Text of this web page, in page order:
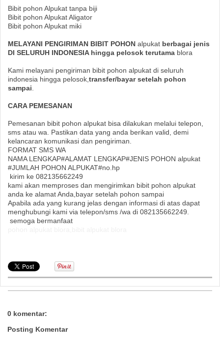
Bibit pohon Alpukat tanpa biji
Bibit pohon Alpukat Aligator
Bibit pohon Alpukat miki
MELAYANI PENGIRIMAN BIBIT POHON alpukat berbagai jenis
DI SELURUH INDONESIA hingga pelosok terutama blora
Kami melayani pengiriman bibit pohon alpukat di seluruh
indonesia hingga pelosok, transfer/bayar setelah pohon
sampai
CARA PEMESANAN
Pemesanan bibit pohon alpukat bisa dilakukan melalui telepon,
sms atau wa. Pastikan data yang anda berikan valid, demi
kelancaran komunikasi dan pengiriman.
FORMAT SMS WA
NAMA LENGKAP#ALAMAT LENGKAP#JENIS POHON alpukat
#JUMLAH POHON ALPUKAT#no.hp
kirim ke 082135662249
kami akan memproses dan mengirimkan bibit pohon alpukat
anda ke alamat Anda,bayar setelah pohon sampai
Apabila ada yang kurang jelas dengan informasi di atas dapat
menghubungi kami via telepon/sms /wa di 082135662249.
semoga bermanfaat
0 komentar:
Posting Komentar